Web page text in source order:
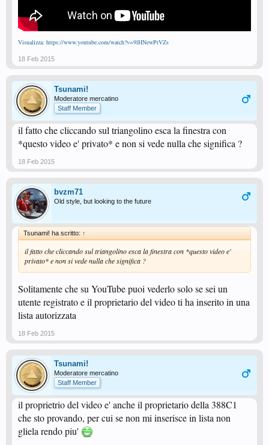
Visualizza: https://www.youtube.com/watch?v=9lHNewPtVZs
18 Feb 2015
Tsunami!
Moderatore mercatino
Staff Member
il fatto che cliccando sul triangolino esca la finestra con
*questo video e' privato* e non si vede nulla che significa ?
18 Feb 2015
bvzm71
Old style, but looking to the future
Tsunami! ha scritto: ↑
il fatto che cliccando sul triangolino esca la finestra con *questo video e'
privato* e non si vede nulla che significa ?
Solitamente che su YouTube puoi vederlo solo se sei un
utente registrato e il proprietario del video ti ha inserito in una
lista autorizzata
18 Feb 2015
Tsunami!
Moderatore mercatino
Staff Member
il proprietrio del video e' anche il proprietario della 388C1
che sto provando, per cui se non mi inserisce in lista non
gliela rendo piu'